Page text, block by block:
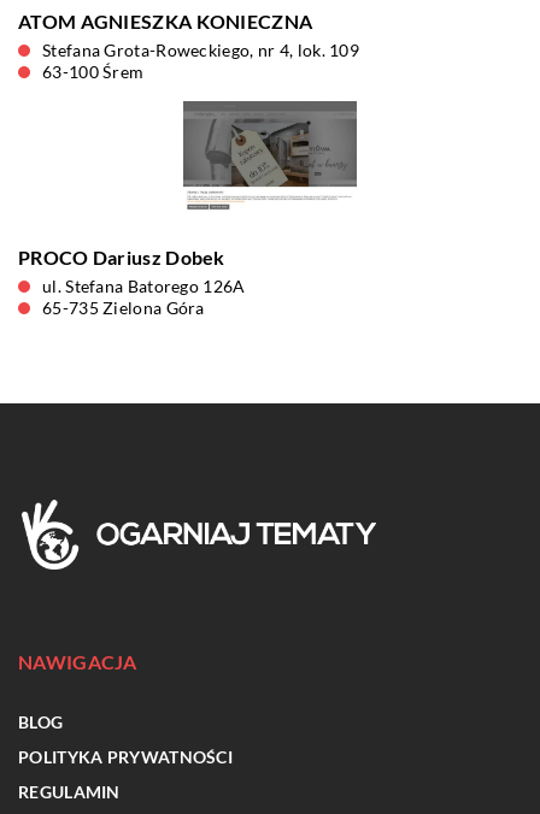
ATOM AGNIESZKA KONIECZNA
Stefana Grota-Roweckiego, nr 4, lok. 109
63-100 Śrem
PROCO Dariusz Dobek
ul. Stefana Batorego 126A
65-735 Zielona Góra
NAWIGACJA
BLOG
POLITYKA PRYWATNOŚCI
REGULAMIN